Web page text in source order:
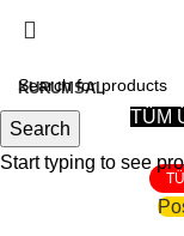
81 Şehire
KURUMSAL
TÜM
Search
Start typing to see